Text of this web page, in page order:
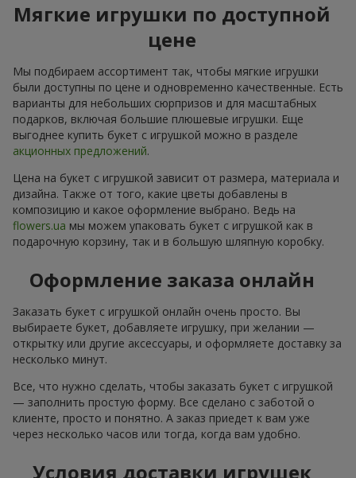
Мягкие игрушки по доступной
цене
Мы подбираем ассортимент так, чтобы мягкие игрушки
были доступны по цене и одновременно качественные. Есть
варианты для небольших сюрпризов и для масштабных
подарков, включая большие плюшевые игрушки. Еще
выгоднее купить букет с игрушкой можно в разделе
акционных предложений.
Цена на букет с игрушкой зависит от размера, материала и
дизайна. Также от того, какие цветы добавлены в
композицию и какое оформление выбрано. Ведь на
flowers.ua мы можем упаковать букет с игрушкой как в
подарочную корзину, так и в большую шляпную коробку.
Оформление заказа онлайн
Заказать букет с игрушкой онлайн очень просто. Вы
выбираете букет, добавляете игрушку, при желании —
открытку или другие аксессуары, и оформляете доставку за
несколько минут.
Все, что нужно сделать, чтобы заказать букет с игрушкой
— заполнить простую форму. Все сделано с заботой о
клиенте, просто и понятно. А заказ приедет к вам уже
через несколько часов или тогда, когда вам удобно.
Условия доставки игрушек